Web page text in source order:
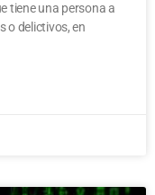
tiene una persona a
o delictivos, en